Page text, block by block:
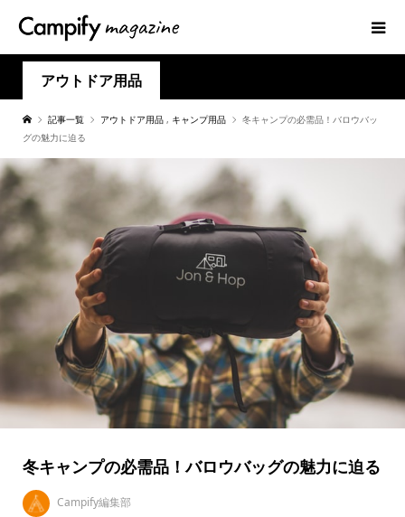
アウトドア用品
記事一覧 アウトドア用品 , キャンプ用品
冬キャンプの必需品！バロウバッ
グの魅力に迫る
冬キャンプの必需品！バロウバッグの魅力に迫る
Campify編集部